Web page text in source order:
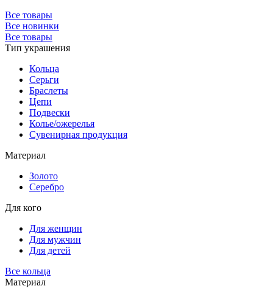
Все товары
Все новинки
Все товары
Тип украшения
Кольца
Серьги
Браслеты
Цепи
Подвески
Колье/ожерелья
Сувенирная продукция
Материал
Золото
Серебро
Для кого
Для женщин
Для мужчин
Для детей
Все кольца
Материал